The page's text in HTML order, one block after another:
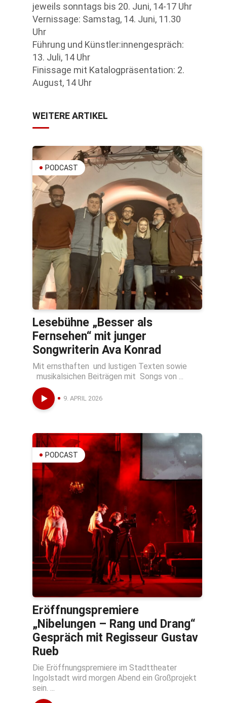
jeweils sonntags bis 20. Juni, 14-17 Uhr
Vernissage: Samstag, 14. Juni, 11.30
Uhr
Führung und Künstler:innengespräch:
13. Juli, 14 Uhr
Finissage mit Katalogpräsentation: 2.
August, 14 Uhr
WEITERE ARTIKEL
PODCAST
Lesebühne „Besser als
Fernsehen“ mit junger
Songwriterin Ava Konrad
Mit ernsthaften und lustigen Texten sowie
musikalsichen Beiträgen mit Songs von ...
9. APRIL 2026
PODCAST
Eröffnungspremiere
„Nibelungen – Rang und Drang“
Gespräch mit Regisseur Gustav
Rueb
Die Eröffnungspremiere im Stadttheater
Ingolstadt wird morgen Abend ein Großprojekt
sein. ...